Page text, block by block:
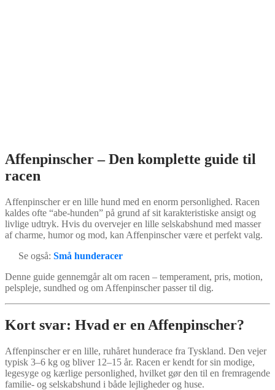
Affenpinscher – Den komplette guide til
racen
Affenpinscher er en lille hund med en enorm personlighed. Racen
kaldes ofte “abe-hunden” på grund af sit karakteristiske ansigt og
livlige udtryk. Hvis du overvejer en lille selskabshund med masser
af charme, humor og mod, kan Affenpinscher være et perfekt valg.
Se også:Små hunderacer
Denne guide gennemgår alt om racen – temperament, pris, motion,
pelspleje, sundhed og om Affenpinscher passer til dig.
Kort svar: Hvad er en Affenpinscher?
Affenpinscher er en lille, ruhåret hunderace fra Tyskland. Den vejer
typisk 3–6 kg og bliver 12–15 år. Racen er kendt for sin modige,
legesyge og kærlige personlighed, hvilket gør den til en fremragende
familie- og selskabshund i både lejligheder og huse.